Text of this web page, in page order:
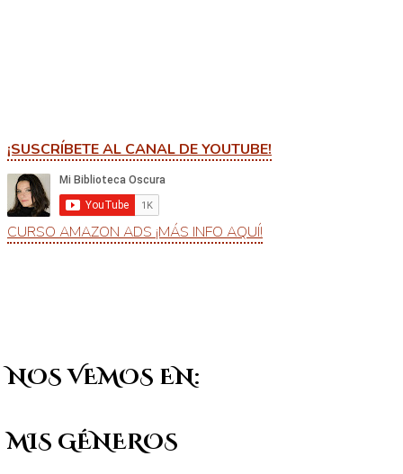
¡SUSCRÍBETE AL CANAL DE YOUTUBE!
CURSO AMAZON ADS ¡MÁS INFO AQUÍ!
NOS VEMOS EN:
MIS GÉNEROS